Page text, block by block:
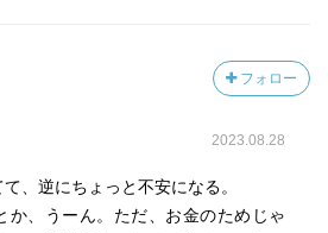
フォロー
2023.08.28
、逆にちょっと不安になる。
か、うーん。ただ、お金のためじゃ